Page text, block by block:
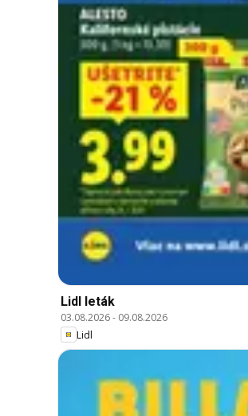
Lidl leták
03.08.2026- 09.08.2026
Lidl